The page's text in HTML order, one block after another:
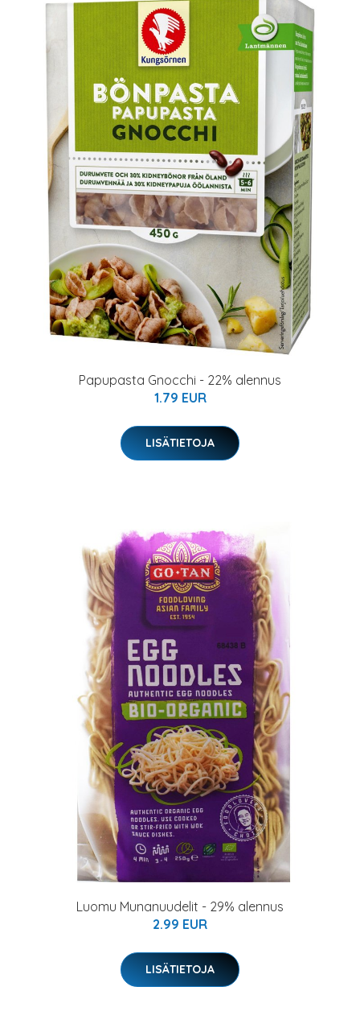
Papupasta Gnocchi - 22% alennus
1.79 EUR
LISÄTIETOJA
Luomu Munanuudelit - 29% alennus
2.99 EUR
LISÄTIETOJA